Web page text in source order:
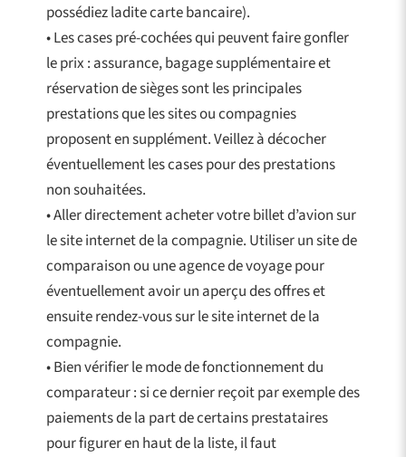
possédiez ladite carte bancaire).
• Les cases pré-cochées qui peuvent faire gonfler
le prix : assurance, bagage supplémentaire et
réservation de sièges sont les principales
prestations que les sites ou compagnies
proposent en supplément. Veillez à décocher
éventuellement les cases pour des prestations
non souhaitées.
• Aller directement acheter votre billet d’avion sur
le site internet de la compagnie. Utiliser un site de
comparaison ou une agence de voyage pour
éventuellement avoir un aperçu des offres et
ensuite rendez-vous sur le site internet de la
compagnie.
• Bien vérifier le mode de fonctionnement du
comparateur : si ce dernier reçoit par exemple des
paiements de la part de certains prestataires
pour figurer en haut de la liste, il faut